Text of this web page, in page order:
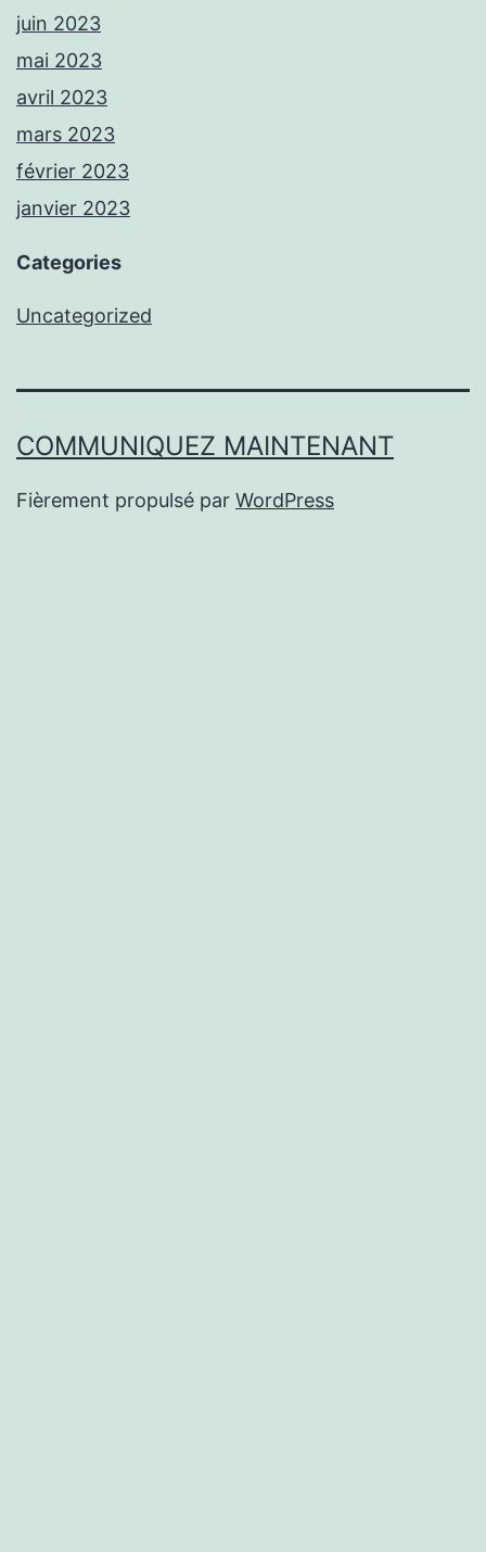
juin 2023
mai 2023
avril 2023
mars 2023
février 2023
janvier 2023
Categories
Uncategorized
COMMUNIQUEZ MAINTENANT
Fièrement propulsé par WordPress